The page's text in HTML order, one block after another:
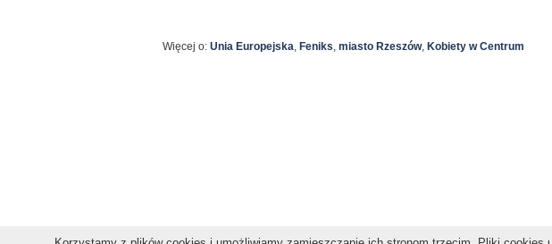
Więcej o: Unia Europejska, Feniks, miasto Rzeszów, Kobiety w Centrum